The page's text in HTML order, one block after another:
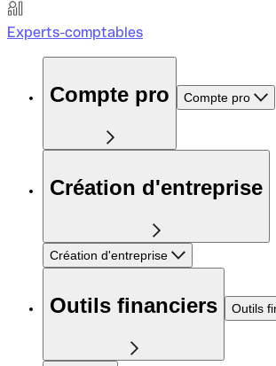
Experts-comptables
Compte pro Compte pro
Création d'entreprise
Création d'entreprise
Outils financiers Outils